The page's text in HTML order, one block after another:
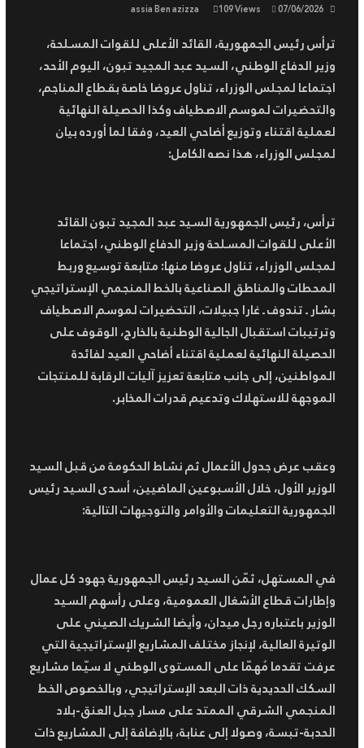
رئيس الجمهورية يعلن عن حداد
وطني لمدة 3 أيام
رئيس الجمهورية يترأس مراسم
الاحتفال باليوم الوطني للجيش
الوطني الشعبي
السلطة الوطنية المستقلة لضبط
السمعي البصري تسجل إخلالا
بقواعد التعامل الإنساني مع
الأزمات من قبل بعض القنوات
assia Ben azizza 109 Views 07/06/2026
ترأس رئيس الجمهورية، القائد الأعلى للقوات المسلحة،
وزير الدفاع الوطني، السيد عبد المجيد تبون، اليوم الأحد،
اجتماعا لمجلس الوزراء، تناول عروضا خاصة بقطاع المناجم،
والتحضيرات لموسم الاصطياف وكذا الحصيلة النهائية
لعملية اقتناء وتوزيع أضاحي العيد، وفقا لما أورده بيان
لمجلس الوزراء، هذا نصه الكامل:
ترأس، رئيس الجمهورية السيد عبد المجيد تبون القائد
الأعلى للقوات المسلحة وزير الدفاع الوطني، اجتماعا
لمجلس الوزراء، تناول عروضا منها: متابعة توسيع وربط
المحطات والمناطق الصناعية بالخط المنجمي الإستراتيجي
بشار ـ تندوف ـ غارا جبيلات، التحضيرات لموسم الاصطياف
وترتيبات استقبال الجالية الوطنية بالخارج، الوقوف على
الحصيلة النهائية لعملية اقتناء أضاحي العيد لفائدة
المواطنين، إلى جانب متابعة تعزيز آليات الرقابة للمنتجات
الموجهة للاستهلاك وتدعيم قدرات المخابر.
وعقب عرض جدول الأعمال ثم نشاط الحكومة من قبل السيد
الوزير الأول، خلال الأسبوعين الماضيين، أسدى السيد رئيس
الجمهورية التعليمات والأوامر والتوجيهات التالية:
في المستهل، ثمّن السيد رئيس الجمهورية جهود كل عمال
وإطارات قطاع الأشغال العمومية، وعلى رأسهم السيد
الوزير باعتباره رجل ميدان، وأيضا الشريك الصيني على
الوتيرة العالية، لإنجاز مختلف المشاريع الإستراتيجية التي
عرفت تقدما مُهمّا على المستوى الوطني لا سيّما مشاريع
السكك الحديدية ذات البعد الإستراتيجي، وبالخصوص الخط
المنجمي الشرقي الممتد على مسار جبل العنق-بلاد
الحدبة-تبسة، وصولا إلى عنابة، بالإضافة إلى المشاريع ذات